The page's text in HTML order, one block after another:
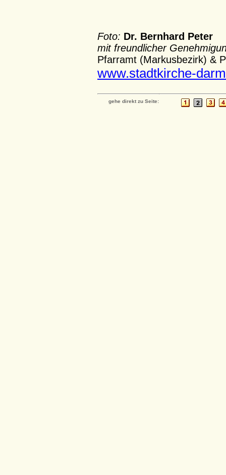
Foto: Dr. Bernhard Peter
mit freundlicher
Pfarramt (Markusbezirk) &
www.stadtkirche-
gehe direkt zu Seite: